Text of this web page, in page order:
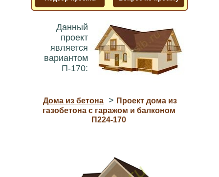
Данный
проект
является
вариантом
П-170:
Дома из бетона > Проект дома из
газобетона с гаражом и балконом
П224-170